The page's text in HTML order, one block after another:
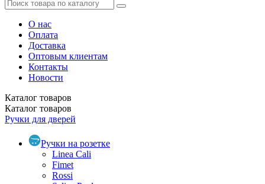
О нас
Оплата
Доставка
Оптовым клиентам
Контакты
Новости
Каталог товаров
Каталог товаров
Ручки для дверей
Ручки на розетке
Linea Cali
Fimet
Rossi